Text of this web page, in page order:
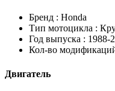
Бренд : Honda
Тип мотоцикла :
Год выпуска : 1988-
Кол-во
Двигатель